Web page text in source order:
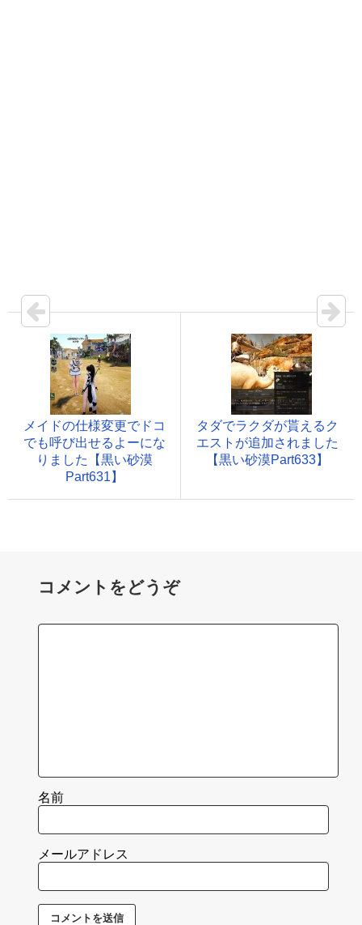
メイドの仕様変更でドコ
でも呼び出せるよーにな
りました【黒い砂漠
Part631】
タダでラクダが貰えるク
エストが追加されました
【黒い砂漠Part633】
コメントをどうぞ
名前
メールアドレス